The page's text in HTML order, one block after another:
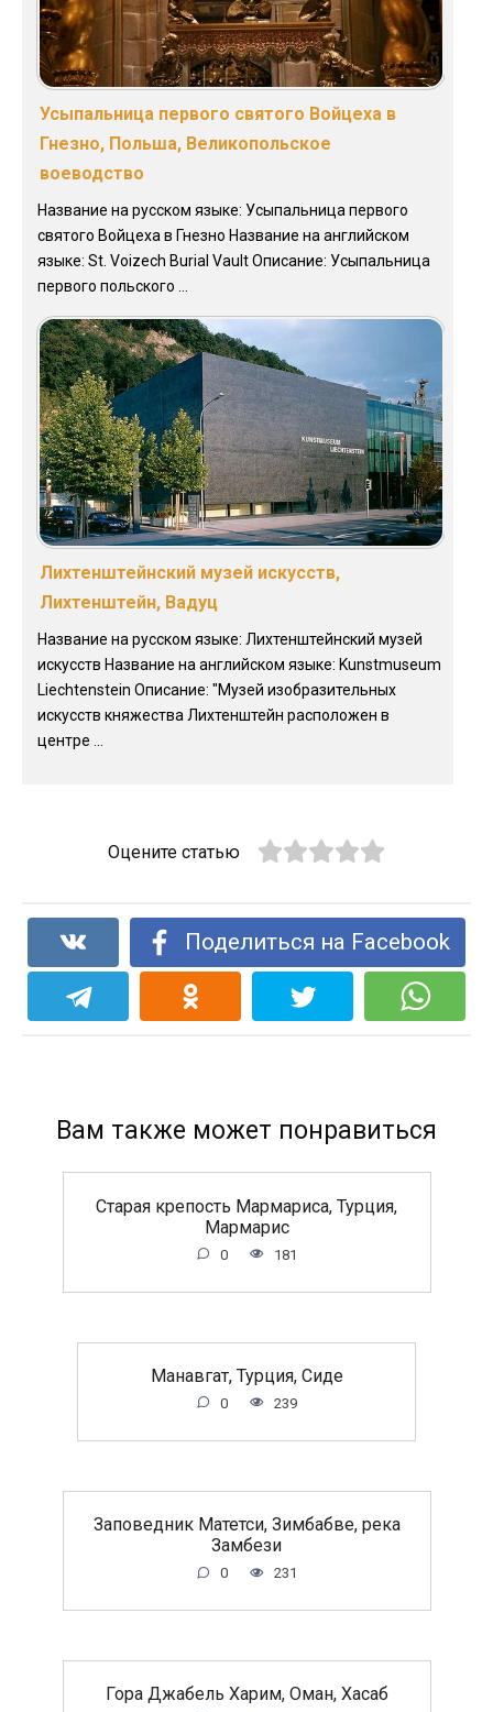
Усыпальница первого святого Войцеха в
Гнезно, Польша, Великопольское
воеводство
Название на русском языке: Усыпальница первого
святого Войцеха в Гнезно Название на английском
языке: St. Voizech Burial Vault Описание: Усыпальница
первого польского ...
Лихтенштейнский музей искусств,
Лихтенштейн, Вадуц
Название на русском языке: Лихтенштейнский музей
искусств Название на английском языке: Kunstmuseum
Liechtenstein Описание: "Музей изобразительных
искусств княжества Лихтенштейн расположен в
центре ...
Оцените статью
Поделиться на Facebook
Вам также может понравиться
Старая крепость Мармариса, Турция,
Мармарис
0 181
Манавгат, Турция, Сиде
0 239
Заповедник Матетси, Зимбабве, река
Замбези
0 231
Гора Джабель Харим, Оман, Хасаб